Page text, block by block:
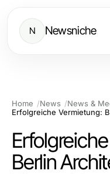
N Newsniche
Home News
News &
Berlin